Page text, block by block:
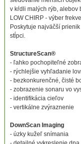
v kŕdli malých rýb, alebov
LOW CHIRP - výber
Poskytuje najväčší
stĺpci.
StructureScan®
- ľahko pochopiteľné
- rýchlejšie vyhľadanie
- bezkonkurenčné, čisté
- zobrazenie sonaru vo
- identifikácia cieľov
- vertikálne zvýraznenie
DownScan Imaging
- úzky kužeľ snímania